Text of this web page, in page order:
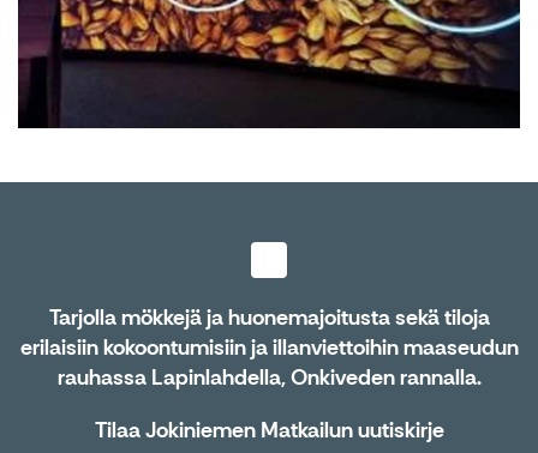
Tarjolla mökkejä ja huonemajoitusta sekä tiloja
erilaisiin kokoontumisiin ja illanviettoihin maaseudun
rauhassa Lapinlahdella, Onkiveden rannalla.
Tilaa Jokiniemen Matkailun uutiskirje